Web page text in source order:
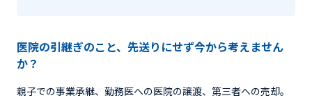
医院の引継ぎのこと、先送りにせず今から考えません
か？
親子での事業承継、勤務医への医院の譲渡、第三者への売却。